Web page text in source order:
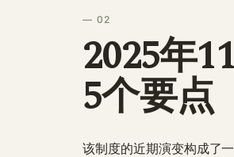
— 02
2025年
5个要点
该制度的近期演变构成了